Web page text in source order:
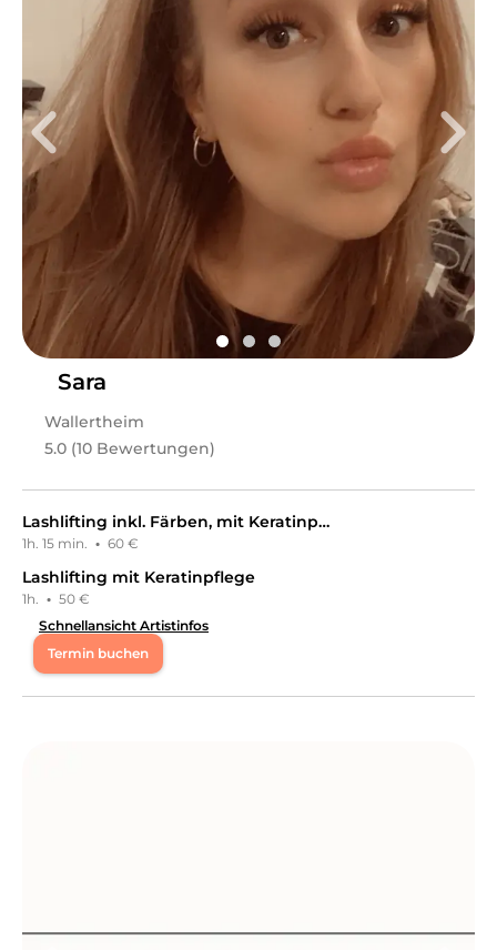
Sara
Wallertheim
5.0 (10 Bewertungen)
Lashlifting inkl. Färben, mit Keratinpflege
1h. 15 min. · 60 €
Lashlifting mit Keratinpflege
1h. · 50 €
Schnellansicht Artistinfos
Termin buchen
Mo 09:00 - 16:30